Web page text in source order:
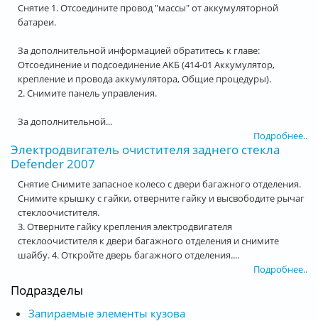
Снятие 1. Отсоедините провод "массы" от аккумуляторной
батареи.
За дополнительной информацией обратитесь к главе:
Отсоединение и подсоединение АКБ (414-01 Аккумулятор,
крепление и провода аккумулятора, Общие процедуры).
2. Снимите панель управления.
За дополнительной...
Подробнее..
Электродвигатель очистителя заднего стекла
Defender 2007
Снятие Снимите запасное колесо с двери багажного отделения.
Снимите крышку с гайки, отверните гайку и высвободите рычаг
стеклоочистителя.
3. Отверните гайку крепления электродвигателя
стеклоочистителя к двери багажного отделения и снимите
шайбу. 4. Откройте дверь багажного отделения....
Подробнее..
Подразделы
Запираемые элементы кузова